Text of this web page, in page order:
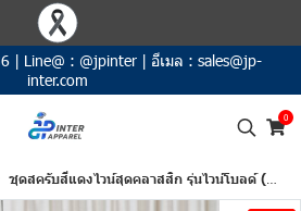
| Line@ : @jpinter | อีเมล : sales@jp-
inter.com
0
ชุดสครับสีแดงไวน์สุดคลาสสิก รุ่นไวน์โบลด์ (Wine Bold)